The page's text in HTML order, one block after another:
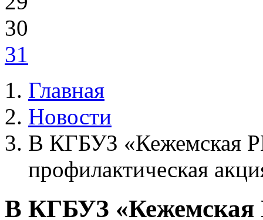
30
31
Главная
Новости
В КГБУЗ «Кежемская
профилактическая
В КГБУЗ «Кежемская